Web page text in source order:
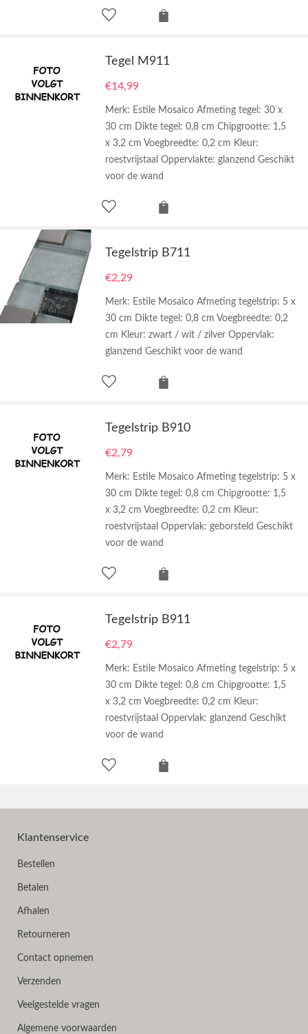
Tegel M911
€14,99
Merk: Estile Mosaico Afmeting tegel: 30 x
30 cm Dikte tegel: 0,8 cm Chipgrootte: 1,5
x 3,2 cm Voegbreedte: 0,2 cm Kleur:
roestvrijstaal Oppervlakte: glanzend Geschikt
voor de wand
Tegelstrip B711
€2,29
Merk: Estile Mosaico Afmeting tegelstrip: 5 x
30 cm Dikte tegel: 0,8 cm Voegbreedte: 0,2
cm Kleur: zwart / wit / zilver Oppervlak:
glanzend Geschikt voor de wand
Tegelstrip B910
€2,79
Merk: Estile Mosaico Afmeting tegelstrip: 5 x
30 cm Dikte tegel: 0,8 cm Chipgrootte: 1,5
x 3,2 cm Voegbreedte: 0,2 cm Kleur:
roestvrijstaal Oppervlak: geborsteld Geschikt
voor de wand
Tegelstrip B911
€2,79
Merk: Estile Mosaico Afmeting tegelstrip: 5 x
30 cm Dikte tegel: 0,8 cm Chipgrootte: 1,5
x 3,2 cm Voegbreedte: 0,2 cm Kleur:
roestvrijstaal Oppervlak: glanzend Geschikt
voor de wand
Klantenservice
Bestellen
Betalen
Afhalen
Retourneren
Contact opnemen
Verzenden
Veelgestelde vragen
Algemene voorwaarden